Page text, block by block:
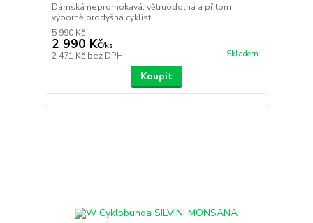
Dámská nepromokavá, větruodolná a přitom
výborně prodyšná cyklist...
5 990 Kč
2 990 Kč/ks
2 471 Kč bez DPH Skladem
Koupit